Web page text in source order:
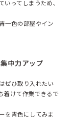
ってしまうため、
一色の部屋やイン
中力アップ
ぜひ取り入れたい
着けて作業できるで
を青色にしてみま